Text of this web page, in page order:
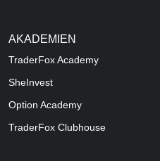
AKADEMIEN
TraderFox Academy
SheInvest
Option Academy
TraderFox Clubhouse